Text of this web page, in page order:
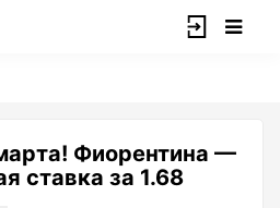
Фиорентина —
ставка за 1.68